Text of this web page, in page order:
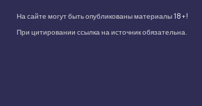
На сайте могут быть опубликованы материалы 18+!
При цитировании ссылка на источник обязательна.